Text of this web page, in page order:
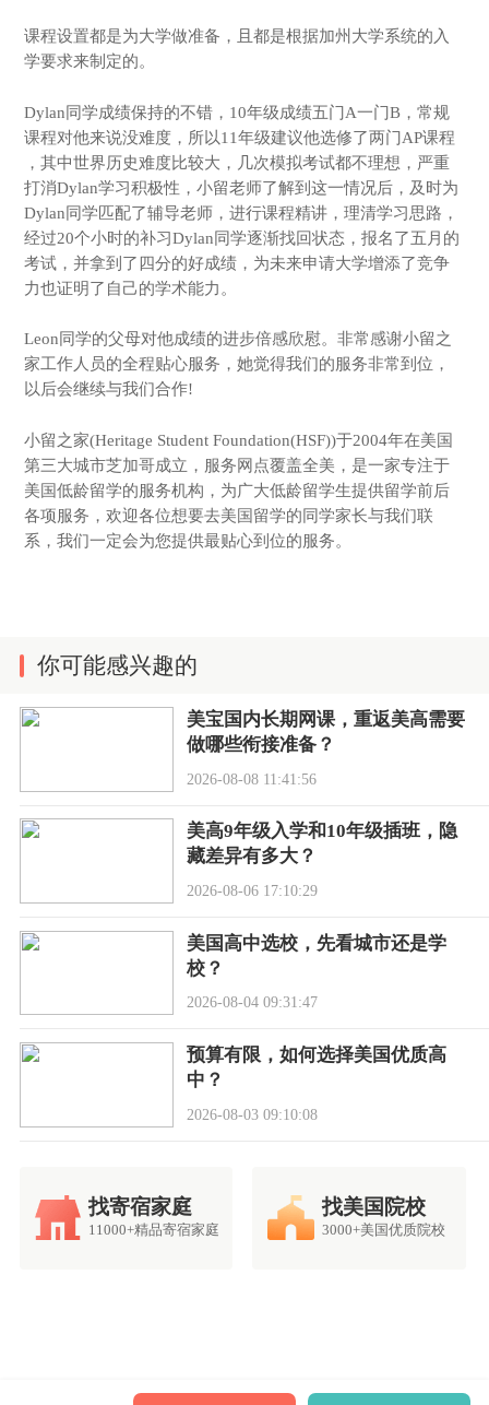
课程设置都是为大学做准备，且都是根据加州大学系统的入
学要求来制定的。
Dylan同学成绩保持的不错，10年级成绩五门A一门B，常规
课程对他来说没难度，所以11年级建议他选修了两门AP课程
，其中世界历史难度比较大，几次模拟考试都不理想，严重
打消Dylan学习积极性，小留老师了解到这一情况后，及时为
Dylan同学匹配了辅导老师，进行课程精讲，理清学习思路，
经过20个小时的补习Dylan同学逐渐找回状态，报名了五月的
考试，并拿到了四分的好成绩，为未来申请大学增添了竞争
力也证明了自己的学术能力。
Leon同学的父母对他成绩的进步倍感欣慰。非常感谢小留之
家工作人员的全程贴心服务，她觉得我们的服务非常到位，
以后会继续与我们合作!
小留之家(Heritage Student Foundation(HSF))于2004年在美国
第三大城市芝加哥成立，服务网点覆盖全美，是一家专注于
美国低龄留学的服务机构，为广大低龄留学生提供留学前后
各项服务，欢迎各位想要去美国留学的同学家长与我们联
系，我们一定会为您提供最贴心到位的服务。
你可能感兴趣的
美宝国内长期网课，重返美高需要
做哪些衔接准备？
2026-08-08 11:41:56
美高9年级入学和10年级插班，隐
藏差异有多大？
2026-08-06 17:10:29
美国高中选校，先看城市还是学
校？
2026-08-04 09:31:47
预算有限，如何选择美国优质高
中？
2026-08-03 09:10:08
找寄宿家庭
11000+精品寄宿家庭
找美国院校
3000+美国优质院校